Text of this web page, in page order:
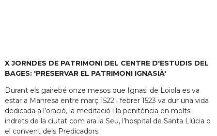
X JORNDES DE PATRIMONI DEL CENTRE D'ESTUDIS DEL
BAGES: 'PRESERVAR EL PATRIMONI IGNASIÀ'
Durant els gairebé onze mesos que Ignasi de Loiola es va
estar a Manresa entre març 1522 i febrer 1523 va dur una vida
dedicada a l’oració, la meditació i la penitència en molts
indrets de la ciutat com ara la Seu, l’hospital de Santa Llúcia o
el convent dels Predicadors.